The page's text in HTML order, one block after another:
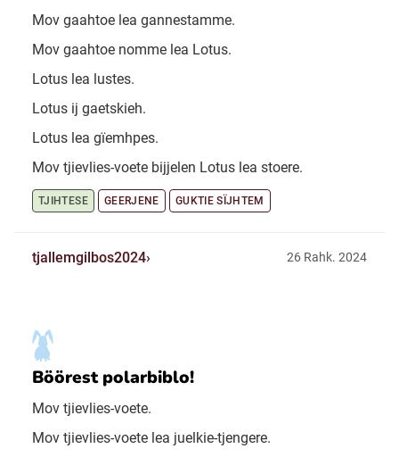
Mov gaahtoe lea gannestamme.
Mov gaahtoe nomme lea Lotus.
Lotus lea lustes.
Lotus ij gaetskieh.
Lotus lea gïemhpes.
Mov tjievlies-voete bijjelen Lotus lea stoere.
TJIHTESE GEERJENE GUKTIE SÏJHTEM
tjallemgilbos2024 26 Rahk. 2024
Böörest polarbiblo!
Mov tjievlies-voete.
Mov tjievlies-voete lea juelkie-tjengere.